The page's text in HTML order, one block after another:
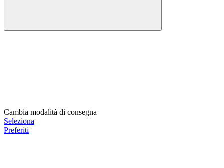
Cambia modalità di consegna
Seleziona
Preferiti